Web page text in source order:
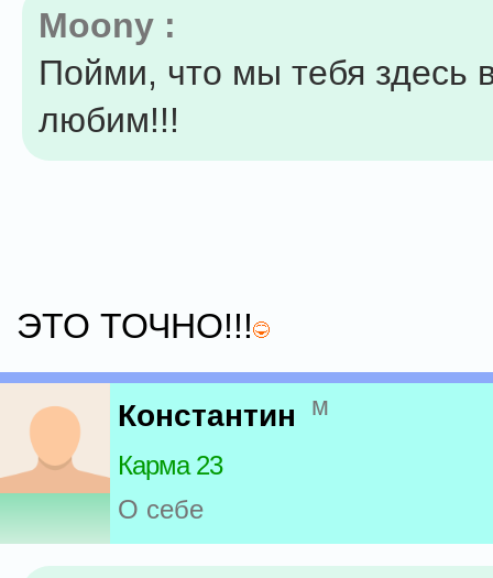
Moony :
Пойми, что мы тебя здесь
любим!!!
ЭТО ТОЧНО!!!
Константин м
Карма 23
О себе